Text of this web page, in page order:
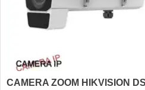
CAMERA ZOOM HIKVISION